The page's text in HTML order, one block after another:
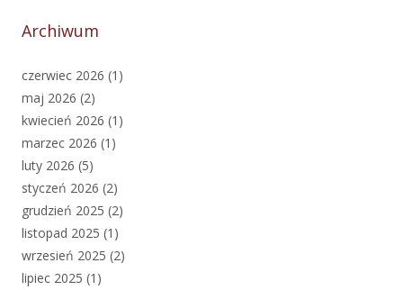
Archiwum
czerwiec 2026 (1)
maj 2026 (2)
kwiecień 2026 (1)
marzec 2026 (1)
luty 2026 (5)
styczeń 2026 (2)
grudzień 2025 (2)
listopad 2025 (1)
wrzesień 2025 (2)
lipiec 2025 (1)